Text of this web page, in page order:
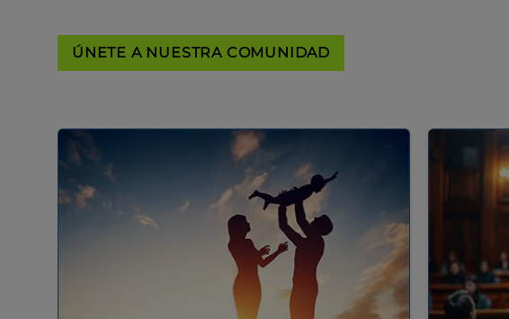
ÚNETE A NUESTRA COMUNIDAD